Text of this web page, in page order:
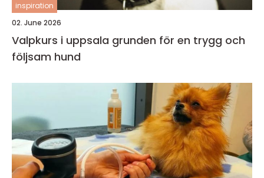
inspiration
02. June 2026
Valpkurs i uppsala grunden för en trygg och
följsam hund